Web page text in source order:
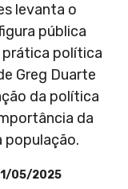
levanta o
pública
prática política
Greg Duarte
da política
da
população.
05/2025